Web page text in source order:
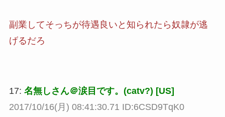
副業してそっちが待遇良いと知られたら奴隷が逃
げるだろ
17: 名無しさん＠涙目です。(catv?) [US]
2017/10/16(月) 08:41:30.71 ID:6CSD9TqK0